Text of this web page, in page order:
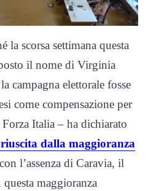
la scorsa settimana questa
il nome di Virginia
campagna elettorale fosse
come compensazione per
Forza Italia – ha dichiarato
dalla maggioranza
l’assenza di Caravia, il
maggioranza